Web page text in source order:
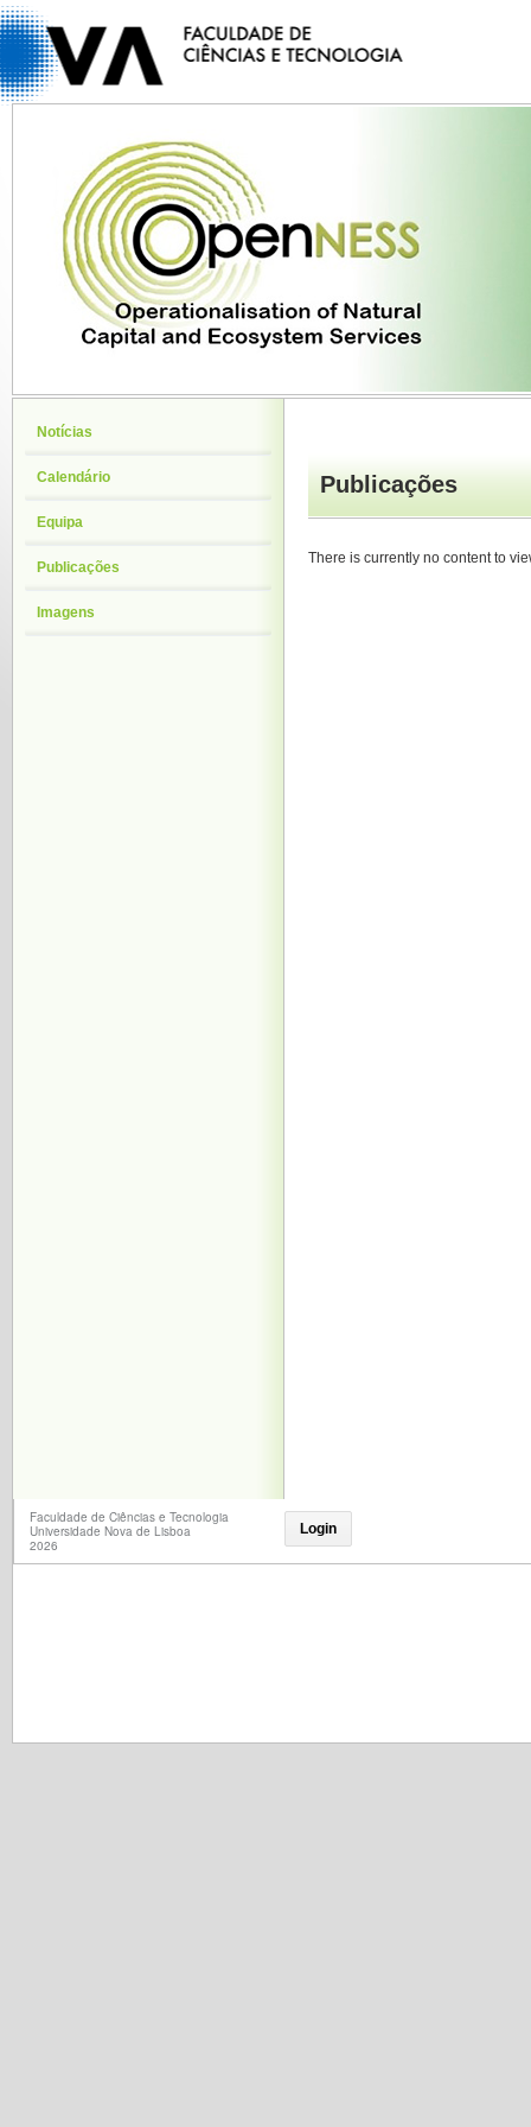
Publicações
There is currently no content to
Notícias
Calendário
Equipa
Publicações
Imagens
Faculdade de Ciências e Tecnologia
Universidade Nova de Lisboa
2026
Login